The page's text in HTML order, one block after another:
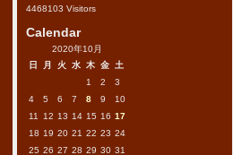
4468103 Visitors
Calendar
2020年10月
日
月 火 水 木 金
土
1
2
3
4
5 6 7 8 9
10
11
12 13 14 15 16 17
18 19 20 21 22 23 24
25 26 27 28 29 30 31